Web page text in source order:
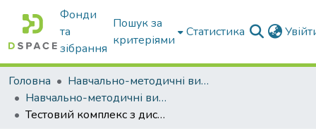
Фонди
та
зібрання
Пошук за
критеріями
Статистика
Головна
Навчально-методичні видання
Навчально-методичні видання
Тестовий комплекс з дисципліни «Господарське право» для здобувачів ступеня вищої освіти «Бакалавр» зі спеціальності 072 «Фінанси‚ банківська справа та страхування»